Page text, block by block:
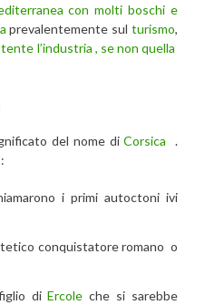
con molti boschi e
prevalentemente sulturismo,
l’industria , se non quella
del nome diCorsica .
i primi autoctoni ivi
conquistatore romano o
diErcole che si sarebbe